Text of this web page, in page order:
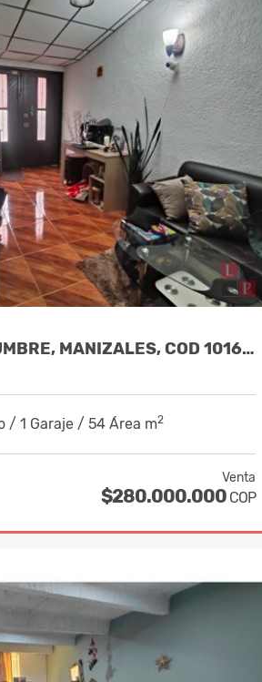
VENTA CASA LA CUMBRE, MANIZALES, COD 10166100
/ 1 Garaje / 54 Área m2
Venta
$280.000.000 COP